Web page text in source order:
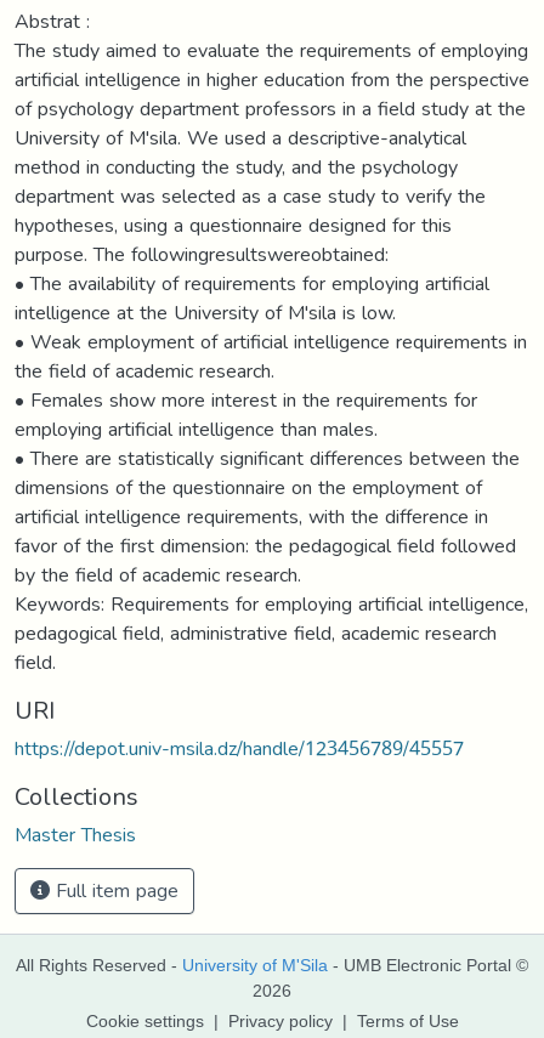
Abstrat :
The study aimed to evaluate the requirements of employing
artificial intelligence in higher education from the perspective
of psychology department professors in a field study at the
University of M'sila. We used a descriptive-analytical
method in conducting the study, and the psychology
department was selected as a case study to verify the
hypotheses, using a questionnaire designed for this
purpose. The followingresultswereobtained:
• The availability of requirements for employing artificial
intelligence at the University of M'sila is low.
• Weak employment of artificial intelligence requirements in
the field of academic research.
• Females show more interest in the requirements for
employing artificial intelligence than males.
• There are statistically significant differences between the
dimensions of the questionnaire on the employment of
artificial intelligence requirements, with the difference in
favor of the first dimension: the pedagogical field followed
by the field of academic research.
Keywords: Requirements for employing artificial intelligence,
pedagogical field, administrative field, academic research
field.
URI
https://depot.univ-msila.dz/handle/123456789/45557
Collections
Master Thesis
Full item page
All Rights Reserved - University of M'Sila - UMB Electronic Portal ©
2026
Cookie settings | Privacy policy | Terms of Use